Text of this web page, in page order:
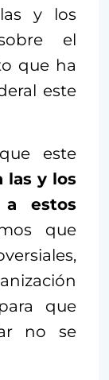
y los
el
que ha
este
este
las y los
a estos
que
que
no se